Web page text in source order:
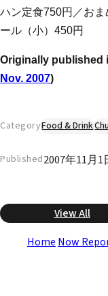
ハン定食750円／お
ール（小）450円
Originally published
Nov. 2007)
CategoryFood & Drink
Published2007年11月1
View All
Home Now